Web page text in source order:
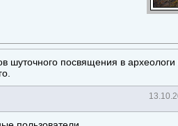
шуточного посвящения в археологи